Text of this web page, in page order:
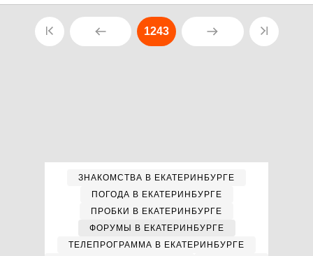
1243
ЗНАКОМСТВА В ЕКАТЕРИНБУРГЕ
ПОГОДА В ЕКАТЕРИНБУРГЕ
ПРОБКИ В ЕКАТЕРИНБУРГЕ
ФОРУМЫ В ЕКАТЕРИНБУРГЕ
ТЕЛЕПРОГРАММА В ЕКАТЕРИНБУРГЕ